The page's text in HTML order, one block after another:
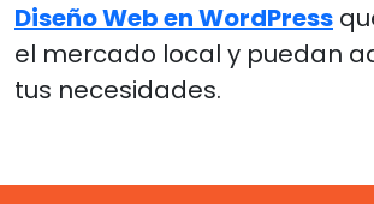
Diseño Web en WordPress
el mercado local y puedan
tus necesidades.